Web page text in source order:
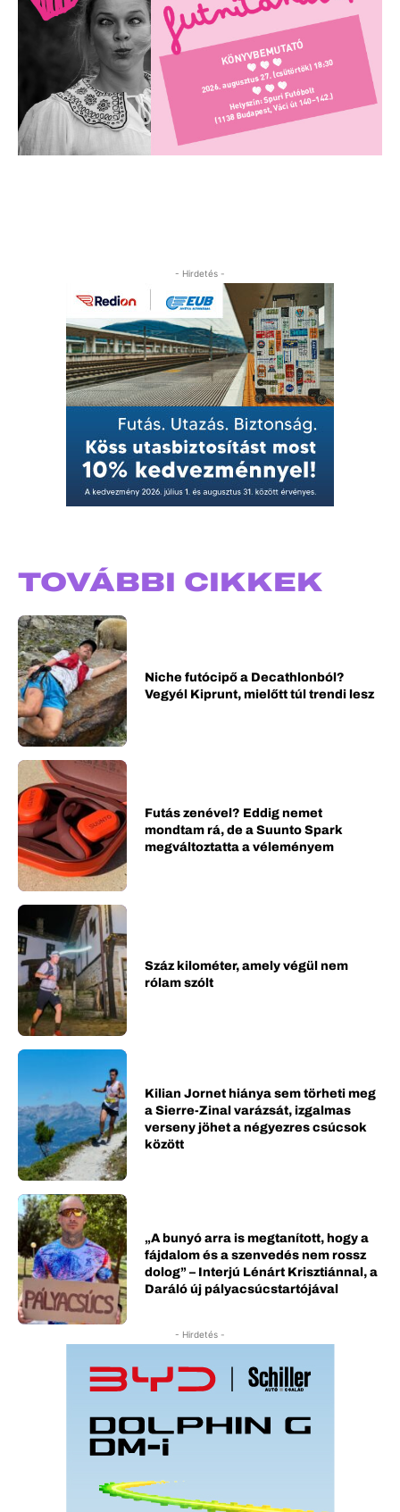
- Hirdetés -
TOVÁBBI CIKKEK
Niche futócipő a Decathlonból?
Vegyél Kiprunt, mielőtt túl trendi lesz
Futás zenével? Eddig nemet
mondtam rá, de a Suunto Spark
megváltoztatta a véleményem
Száz kilométer, amely végül nem
rólam szólt
Kilian Jornet hiánya sem törheti meg
a Sierre-Zinal varázsát, izgalmas
verseny jöhet a négyezres csúcsok
között
„A bunyó arra is megtanított, hogy a
fájdalom és a szenvedés nem rossz
dolog” – Interjú Lénárt Krisztiánnal, a
Daráló új pályacsúcstartójával
- Hirdetés -